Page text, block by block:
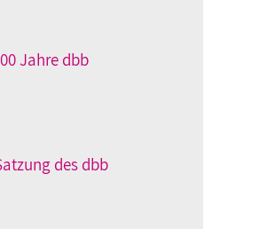
Jahre dbb
des dbb